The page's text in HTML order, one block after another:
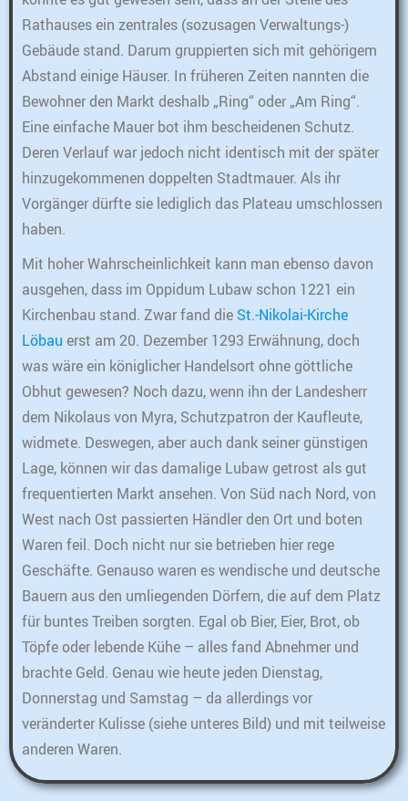
Rathauses ein zentrales (sozusagen Verwaltungs-)
Gebäude stand. Darum gruppierten sich mit gehörigem
Abstand einige Häuser. In früheren Zeiten nannten die
Bewohner den Markt deshalb „Ring“ oder „Am Ring“.
Eine einfache Mauer bot ihm bescheidenen Schutz.
Deren Verlauf war jedoch nicht identisch mit der später
hinzugekommenen doppelten Stadtmauer. Als ihr
Vorgänger dürfte sie lediglich das Plateau umschlossen
haben.
Mit hoher Wahrscheinlichkeit kann man ebenso davon
ausgehen, dass im Oppidum Lubaw schon 1221 ein
Kirchenbau stand. Zwar fand die St.-Nikolai-Kirche
Löbau erst am 20. Dezember 1293 Erwähnung, doch
was wäre ein königlicher Handelsort ohne göttliche
Obhut gewesen? Noch dazu, wenn ihn der Landesherr
dem Nikolaus von Myra, Schutzpatron der Kaufleute,
widmete. Deswegen, aber auch dank seiner günstigen
Lage, können wir das damalige Lubaw getrost als gut
frequentierten Markt ansehen. Von Süd nach Nord, von
West nach Ost passierten Händler den Ort und boten
Waren feil. Doch nicht nur sie betrieben hier rege
Geschäfte. Genauso waren es wendische und deutsche
Bauern aus den umliegenden Dörfern, die auf dem Platz
für buntes Treiben sorgten. Egal ob Bier, Eier, Brot, ob
Töpfe oder lebende Kühe – alles fand Abnehmer und
brachte Geld. Genau wie heute jeden Dienstag,
Donnerstag und Samstag – da allerdings vor
veränderter Kulisse (siehe unteres Bild) und mit teilweise
anderen Waren.